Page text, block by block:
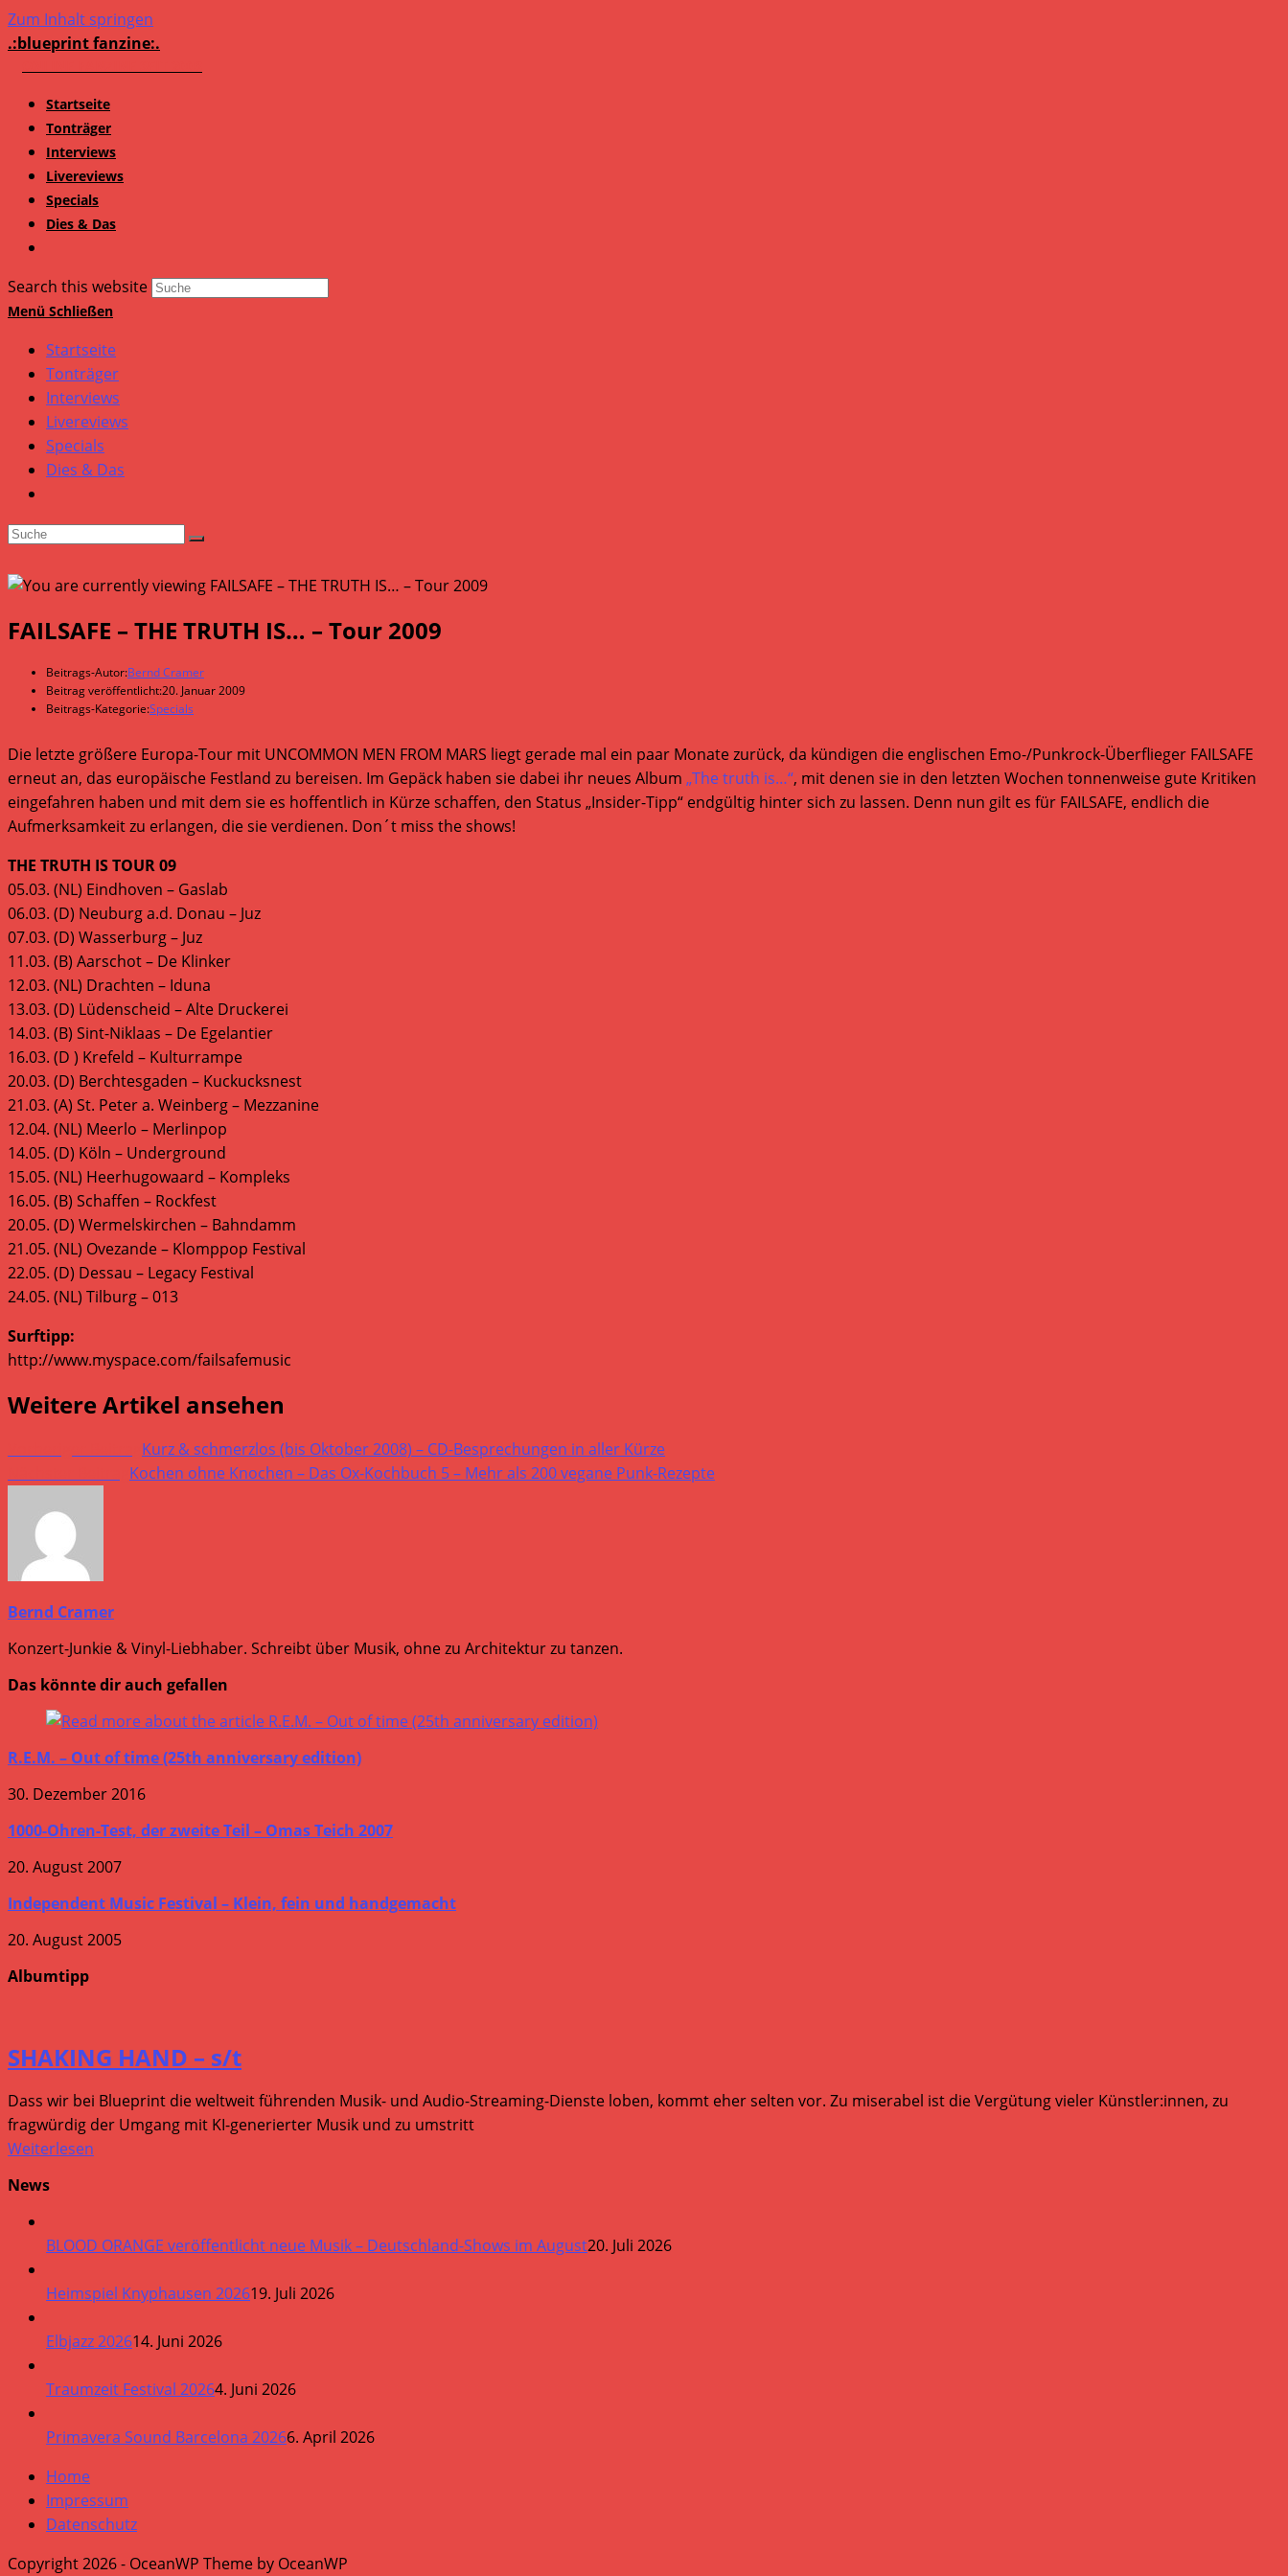
Zum Inhalt springen
.:blueprint fanzine:.
Startseite
Tonträger
Interviews
Livereviews
Specials
Dies & Das
Search this website
Menü Schließen
Startseite
Tonträger
Interviews
Livereviews
Specials
Dies & Das
FAILSAFE – THE TRUTH IS… – Tour 2009
Beitrags-Autor:Bernd Cramer
Beitrag veröffentlicht:20. Januar 2009
Beitrags-Kategorie:Specials
Die letzte größere Europa-Tour mit UNCOMMON MEN FROM MARS liegt gerade mal ein paar Monate zurück, da kündigen die englischen Emo-/Punkrock-Überflieger FAILSAFE
erneut an, das europäische Festland zu bereisen. Im Gepäck haben sie dabei ihr neues Album „The truth is…“, mit denen sie in den letzten Wochen tonnenweise gute Kritiken
eingefahren haben und mit dem sie es hoffentlich in Kürze schaffen, den Status „Insider-Tipp“ endgültig hinter sich zu lassen. Denn nun gilt es für FAILSAFE, endlich die
Aufmerksamkeit zu erlangen, die sie verdienen. Don´t miss the shows!
THE TRUTH IS TOUR 09
05.03. (NL) Eindhoven – Gaslab
06.03. (D) Neuburg a.d. Donau – Juz
07.03. (D) Wasserburg – Juz
11.03. (B) Aarschot – De Klinker
12.03. (NL) Drachten – Iduna
13.03. (D) Lüdenscheid – Alte Druckerei
14.03. (B) Sint-Niklaas – De Egelantier
16.03. (D ) Krefeld – Kulturrampe
20.03. (D) Berchtesgaden – Kuckucksnest
21.03. (A) St. Peter a. Weinberg – Mezzanine
12.04. (NL) Meerlo – Merlinpop
14.05. (D) Köln – Underground
15.05. (NL) Heerhugowaard – Kompleks
16.05. (B) Schaffen – Rockfest
20.05. (D) Wermelskirchen – Bahndamm
21.05. (NL) Ovezande – Klomppop Festival
22.05. (D) Dessau – Legacy Festival
24.05. (NL) Tilburg – 013
Surftipp:
http://www.myspace.com/failsafemusic
Weitere Artikel ansehen
Kurz & schmerzlos (bis Oktober 2008) – CD-Besprechungen in aller Kürze
Kochen ohne Knochen – Das Ox-Kochbuch 5 – Mehr als 200 vegane Punk-Rezepte
Bernd Cramer
Konzert-Junkie & Vinyl-Liebhaber. Schreibt über Musik, ohne zu Architektur zu tanzen.
Das könnte dir auch gefallen
R.E.M. – Out of time (25th anniversary edition)
30. Dezember 2016
1000-Ohren-Test, der zweite Teil – Omas Teich 2007
20. August 2007
Independent Music Festival – Klein, fein und handgemacht
20. August 2005
Albumtipp
SHAKING HAND – s/t
Dass wir bei Blueprint die weltweit führenden Musik- und Audio-Streaming-Dienste loben, kommt eher selten vor. Zu miserabel ist die Vergütung vieler Künstler:innen, zu
fragwürdig der Umgang mit KI-generierter Musik und zu umstritt
Weiterlesen
News
BLOOD ORANGE veröffentlicht neue Musik – Deutschland-Shows im August20. Juli 2026
Heimspiel Knyphausen 202619. Juli 2026
Elbjazz 202614. Juni 2026
Traumzeit Festival 20264. Juni 2026
Primavera Sound Barcelona 20266. April 2026
Home
Impressum
Datenschutz
Copyright 2026 - OceanWP Theme by OceanWP